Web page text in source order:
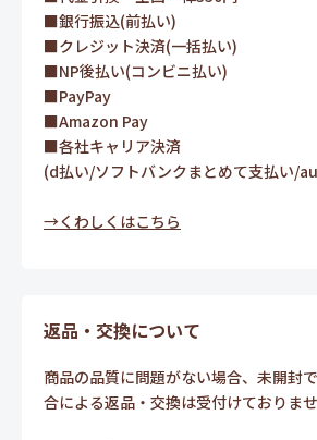
■銀行振込(前払い)
■クレジット決済(一括払い)
■NP後払い(コンビニ払い)
■PayPay
■Amazon Pay
■各社キャリア決済
(d払い/ソフトバンクまとめて支払い/
→くわしくはこちら
返品・交換について
商品の品質に問題がない場合、未開封
合による返品・交換は受付けておりませ